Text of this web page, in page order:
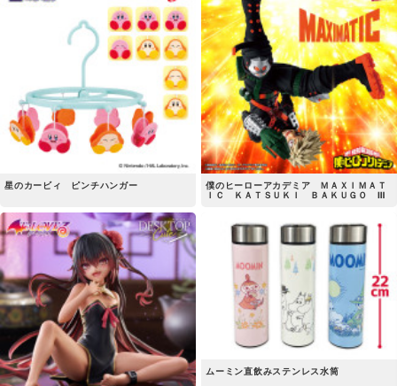
星のカービィ ピンチハンガー
僕のヒーローアカデミア ＭＡＸＩＭＡＴ
ＩＣ ＫＡＴＳＵＫＩ ＢＡＫＵＧＯ Ⅲ
ムーミン直飲みステンレス水筒